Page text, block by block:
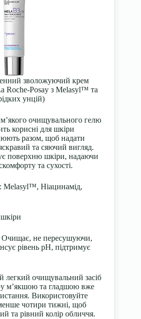
зволожуючий крем
Roche-Posay з Melasyl™ та
унцій)
очищувального гелю
корисні для шкіри
разом, щоб надати
та сяючий вигляд.
поверхню шкіри, надаючи
та сухості.
: Melasyl™, Ніацинамід,
Очищає, не пересушуючи,
рівень pH, підтримує
легкий очищувальний засіб
м’якшою та гладшою вже
Використовуйте
чотири тижні, щоб
та рівний колір обличчя.